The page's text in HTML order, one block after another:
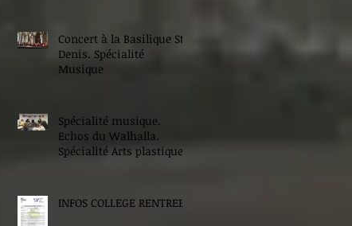
Concert à la Basilique St
Denis. Spécialité
Musique
Spécialité musique.
Echos du Walhalla.
Spécialité Arts plastiques.
INFOS COLLEGE RENTREE